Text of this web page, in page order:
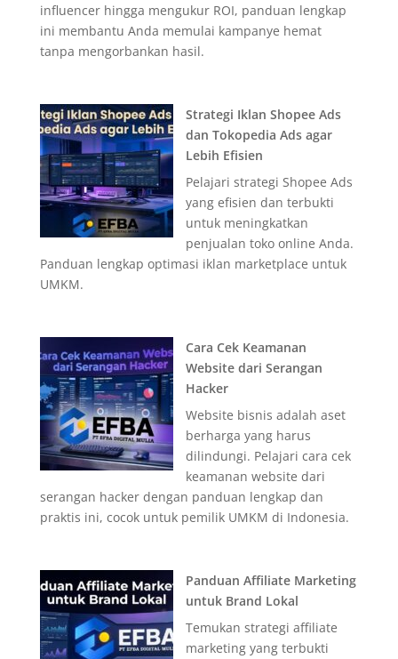
influencer hingga mengukur ROI, panduan lengkap
ini membantu Anda memulai kampanye hemat
tanpa mengorbankan hasil.
Strategi Iklan Shopee Ads
dan Tokopedia Ads agar
Lebih Efisien
Pelajari strategi Shopee Ads
yang efisien dan terbukti
untuk meningkatkan
penjualan toko online Anda.
Panduan lengkap optimasi iklan marketplace untuk
UMKM.
Cara Cek Keamanan
Website dari Serangan
Hacker
Website bisnis adalah aset
berharga yang harus
dilindungi. Pelajari cara cek
keamanan website dari
serangan hacker dengan panduan lengkap dan
praktis ini, cocok untuk pemilik UMKM di Indonesia.
Panduan Affiliate Marketing
untuk Brand Lokal
Temukan strategi affiliate
marketing yang terbukti